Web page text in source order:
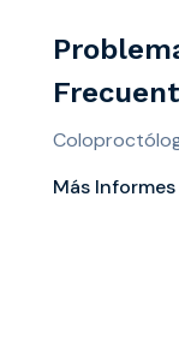
Más Informes